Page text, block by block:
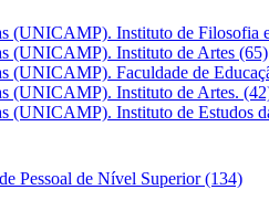
(UNICAMP). Instituto de Filosofia
(UNICAMP). Instituto de Artes (65)
(UNICAMP). Faculdade de
(UNICAMP). Instituto de Artes.
(UNICAMP). Instituto de Estudos
Pessoal de Nível Superior (134)